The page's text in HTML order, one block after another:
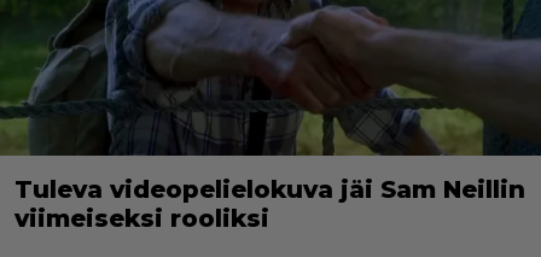
Tuleva videopelielokuva jäi Sam Neillin
viimeiseksi rooliksi